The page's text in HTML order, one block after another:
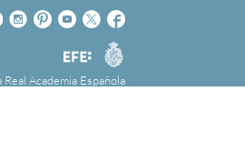
Facebook
Twitter
Youtube
Pinteres
Instagram
Agencia
EFE
Real Academia Española